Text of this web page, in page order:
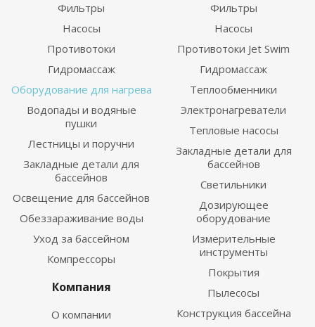
Фильтры
Насосы
Противотоки
Гидромассаж
Оборудование для нагрева
Водопады и водяные
пушки
Лестницы и поручни
Закладные детали для
бассейнов
Освещение для бассейнов
Обеззараживание воды
Уход за бассейном
Компрессоры
Компания
О компании
Фильтры
Насосы
Противотоки Jet Swim
Гидромассаж
Теплообменники
Электронагреватели
Тепловые насосы
Закладные детали для
бассейнов
Светильники
Дозирующее
оборудование
Измерительные
инструменты
Покрытия
Пылесосы
Конструкция бассейна